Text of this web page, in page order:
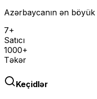
Azərbaycanın ən
7+
Satıcı
1000+
Təkər
Keçidlər